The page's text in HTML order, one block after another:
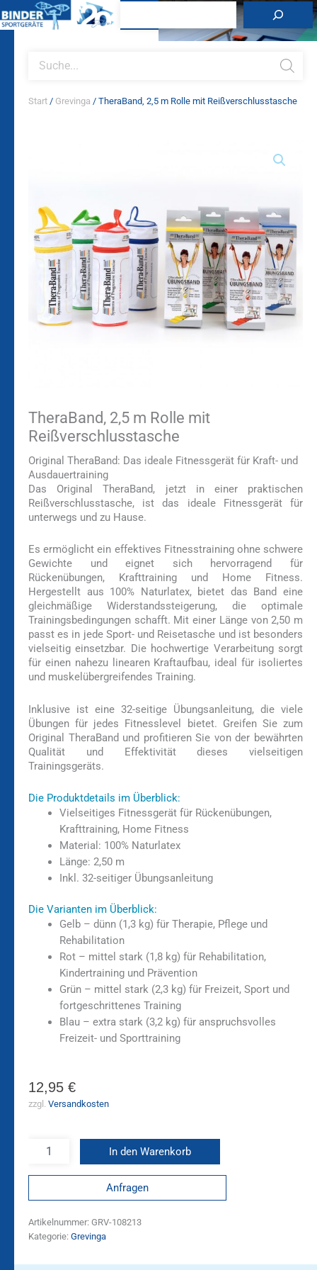
Inhalt
search
Start / Grevinga / TheraBand, 2,5 m Rolle mit Reißverschlusstasche
TheraBand, 2,5 m Rolle mit
Reißverschlusstasche
Original TheraBand: Das ideale Fitnessgerät für Kraft- und
Ausdauertraining
Das Original TheraBand, jetzt in einer praktischen
Reißverschlusstasche, ist das ideale Fitnessgerät für
unterwegs und zu Hause.
Es ermöglicht ein effektives Fitnesstraining ohne schwere
Gewichte und eignet sich hervorragend für
Rückenübungen, Krafttraining und Home Fitness.
Hergestellt aus 100% Naturlatex, bietet das Band eine
gleichmäßige Widerstandssteigerung, die optimale
Trainingsbedingungen schafft. Mit einer Länge von 2,50 m
passt es in jede Sport- und Reisetasche und ist besonders
vielseitig einsetzbar. Die hochwertige Verarbeitung sorgt
für einen nahezu linearen Kraftaufbau, ideal für isoliertes
und muskelübergreifendes Training.
Inklusive ist eine 32-seitige Übungsanleitung, die viele
Übungen für jedes Fitnesslevel bietet. Greifen Sie zum
Original TheraBand und profitieren Sie von der bewährten
Qualität und Effektivität dieses vielseitigen
Trainingsgeräts.
Die Produktdetails im Überblick:
Vielseitiges Fitnessgerät für Rückenübungen,
Krafttraining, Home Fitness
Material: 100% Naturlatex
Länge: 2,50 m
Inkl. 32-seitiger Übungsanleitung
Die Varianten im Überblick:
Gelb – dünn (1,3 kg) für Therapie, Pflege und
Rehabilitation
Rot – mittel stark (1,8 kg) für Rehabilitation,
Kindertraining und Prävention
Grün – mittel stark (2,3 kg) für Freizeit, Sport und
fortgeschrittenes Training
Blau – extra stark (3,2 kg) für anspruchsvolles
Freizeit- und Sporttraining
12,95 €
zzgl. Versandkosten
Reißverschlusstasche
Menge
In den Warenkorb
Anfragen
Artikelnummer: GRV-108213
Kategorie: Grevinga